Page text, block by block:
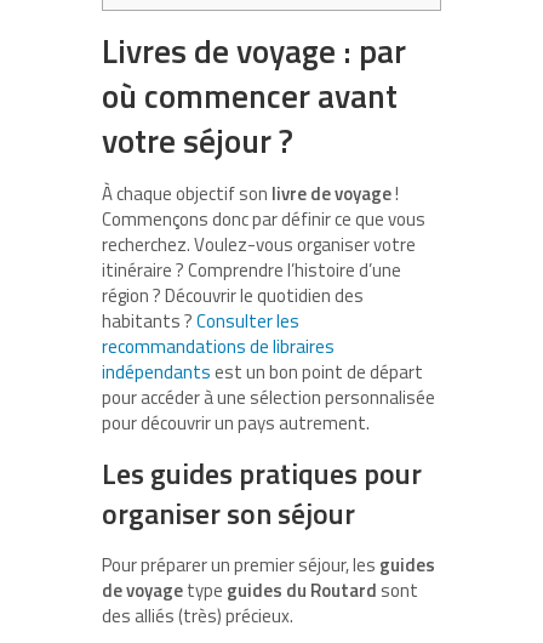
Livres de voyage : par
où commencer avant
votre séjour ?
À chaque objectif son livre de voyage!
Commençons donc par définir ce que vous
recherchez. Voulez-vous organiser votre
itinéraire ? Comprendre l’histoire d’une
région ? Découvrir le quotidien des
habitants ?Consulter les
recommandations de libraires
indépendantsest un bon point de départ
pour accéder à une sélection personnalisée
pour découvrir un pays autrement.
Les guides pratiques pour
organiser son séjour
Pour préparer un premier séjour, les guides
de voyagetype guides du Routard sont
des alliés (très) précieux.